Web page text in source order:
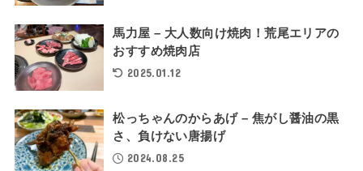
馬力屋 – 大人数向け焼肉！荒尾エリアの
おすすめ焼肉店
2025.01.12
松っちゃんのからあげ – 焦がし醤油の黒
さ、負けない唐揚げ
2024.08.25